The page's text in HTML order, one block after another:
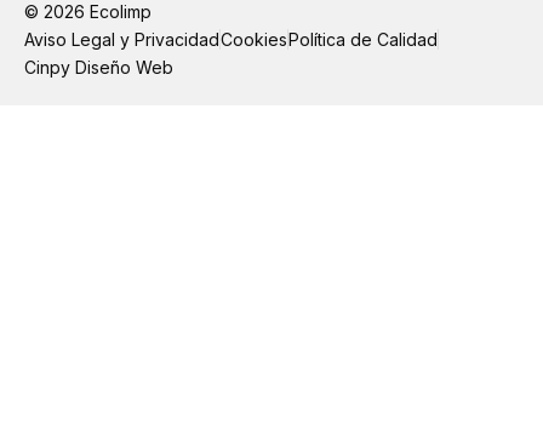
e
b
o
t
a
g
© 2026 Ecolimp
Aviso Legal y PrivacidadCookiesPolítica de Calidad
Cinpy Diseño Web